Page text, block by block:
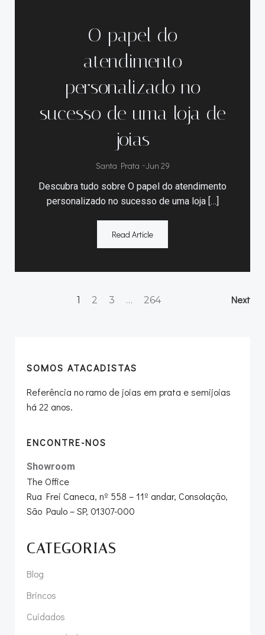
O papel do
atendimento
personalizado no
sucesso de uma loja de
joias
Santa Prata -Jun 29
Descubra tudo sobre O papel do atendimento
personalizado no sucesso de uma loja […]
Read Article
Page
1 Page
2 Page
3 … Page
264 Next
SOMOS ATACADISTAS
Referência no ramo de joias em prata e semijoias
há 22 anos.
ENCONTRE-NOS
Showroom
The Office
Rua Frei Caneca, nº 558 – 11º andar, Consolação,
São Paulo – SP, 01307-000
CATEGORIAS
Blog
Brincos
Cuidados